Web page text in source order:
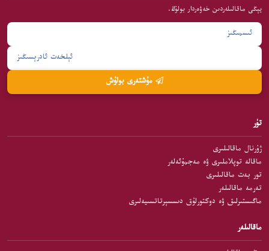
يېڭى ماقالىلەردىن خەۋەردار بولۇڭ.
تۈر
ژۇرنال ماقالىلىرى
ماقالە توپلاملىرى ۋە مەجمۇئەلەر
تور بەت ماقالىلىرى
تەرمە ماقالىلەر
ماگىستىرلىق ۋە دوكتورلۇق دىسسېرتاتسىيەلىرى
ماقالىلەر